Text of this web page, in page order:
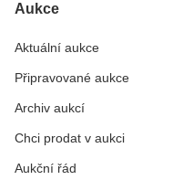
Aukce
Aktuální aukce
Připravované aukce
Archiv aukcí
Chci prodat v aukci
Aukční řád